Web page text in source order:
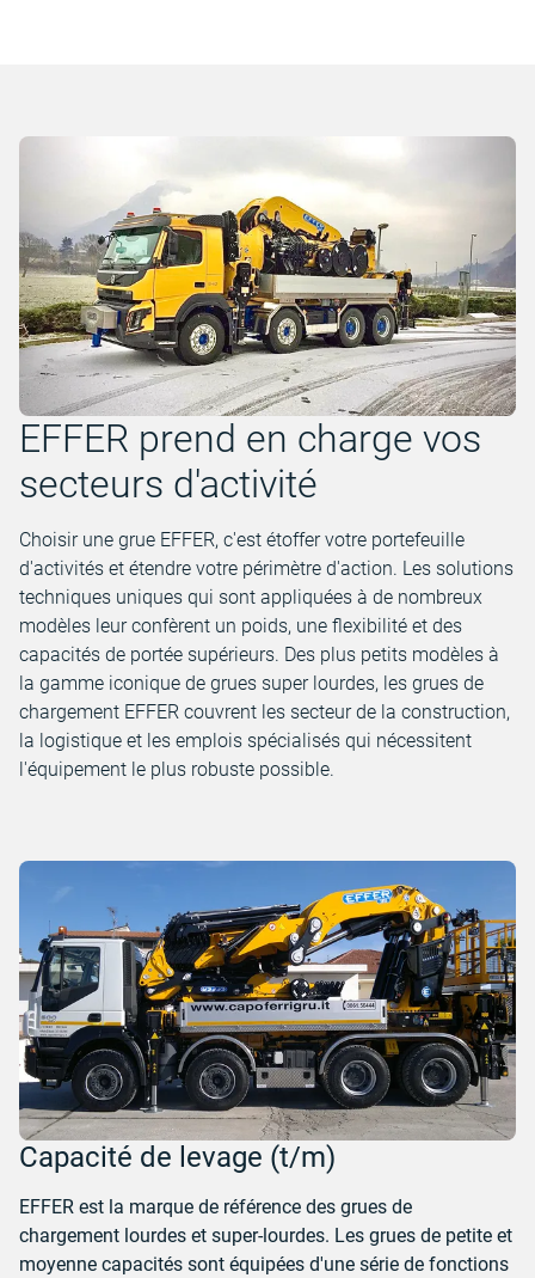
EFFER prend en charge vos
secteurs d'activité
Choisir une grue EFFER, c'est étoffer votre portefeuille
d'activités et étendre votre périmètre d'action. Les solutions
techniques uniques qui sont appliquées à de nombreux
modèles leur confèrent un poids, une flexibilité et des
capacités de portée supérieurs. Des plus petits modèles à
la gamme iconique de grues super lourdes, les grues de
chargement EFFER couvrent les secteur de la construction,
la logistique et les emplois spécialisés qui nécessitent
l'équipement le plus robuste possible.
Capacité de levage (t/m)
EFFER est la marque de référence des grues de
chargement lourdes et super-lourdes. Les grues de petite et
moyenne capacités sont équipées d'une série de fonctions